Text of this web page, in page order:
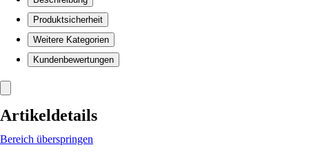
Produktsicherheit
Weitere Kategorien
Kundenbewertungen
Artikeldetails
Bereich überspringen